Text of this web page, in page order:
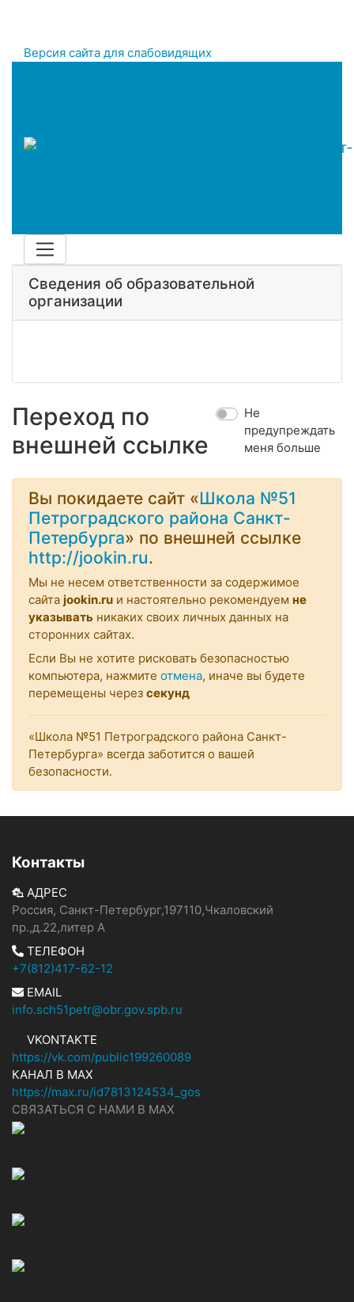
Версия сайта для слабовидящих
Сведения об образовательной
организации
Переход по
внешней ссылке
Не
предупреждать
меня больше
Вы покидаете сайт «Школа №51
Петроградского района Санкт-
Петербурга» по внешней ссылке
http://jookin.ru.
Мы не несем ответственности за содержимое
сайта jookin.ru и настоятельно рекомендуем не
указывать никаких своих личных данных на
сторонних сайтах.
Если Вы не хотите рисковать безопасностью
компьютера, нажмите отмена, иначе вы будете
перемещены через секунд
«Школа №51 Петроградского района Санкт-
Петербурга» всегда заботится о вашей
безопасности.
Контакты
АДРЕС
Россия, Санкт-Петербург,197110,Чкаловский
пр.,д.22,литер А
ТЕЛЕФОН
+7(812)417-62-12
EMAIL
info.sch51petr@obr.gov.spb.ru
VKONTAKTE
https://vk.com/public199260089
КАНАЛ В MAX
https://max.ru/id7813124534_gos
СВЯЗАТЬСЯ С НАМИ В МАХ